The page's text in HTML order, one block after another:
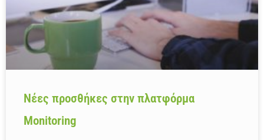
Νέες προσθήκες στην πλατφόρμα
Monitoring